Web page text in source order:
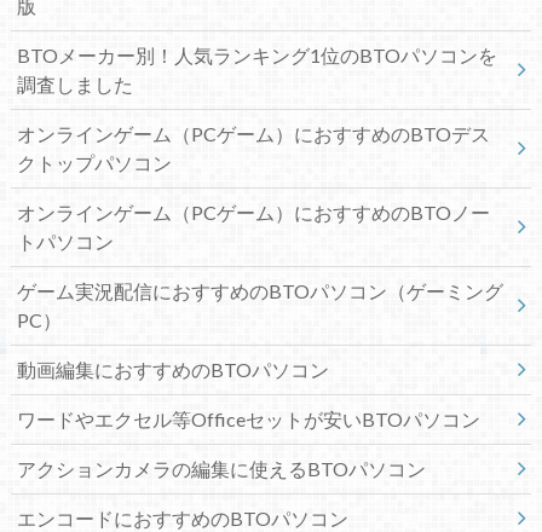
版
BTOメーカー別！人気ランキング1位のBTOパソコンを
調査しました
オンラインゲーム（PCゲーム）におすすめのBTOデス
クトップパソコン
オンラインゲーム（PCゲーム）におすすめのBTOノー
トパソコン
ゲーム実況配信におすすめのBTOパソコン（ゲーミング
PC）
動画編集におすすめのBTOパソコン
ワードやエクセル等Officeセットが安いBTOパソコン
アクションカメラの編集に使えるBTOパソコン
エンコードにおすすめのBTOパソコン